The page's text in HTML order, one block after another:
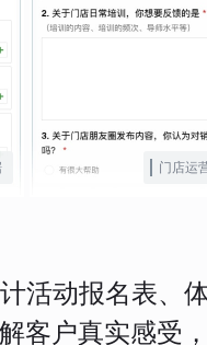
门店运
活动报名表、
客户真实感受